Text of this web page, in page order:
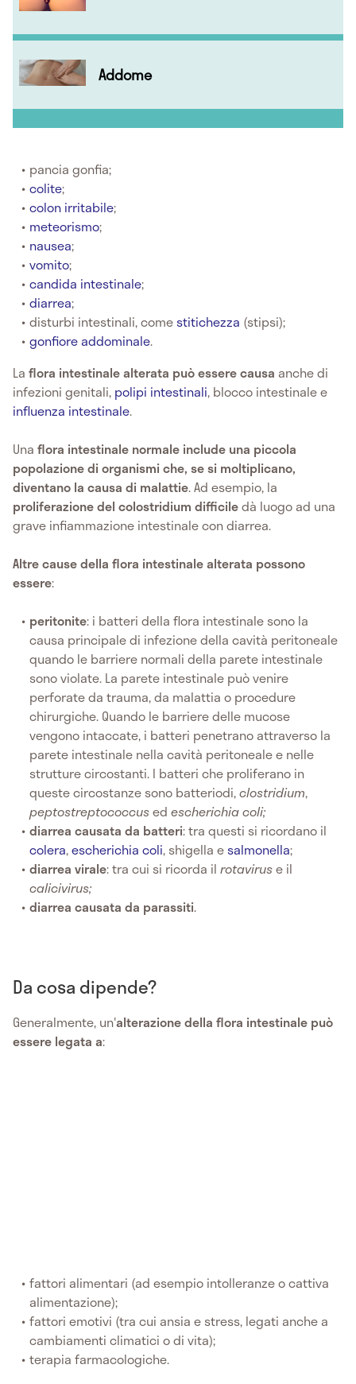
Addome
pancia gonfia;
colite;
colon irritabile;
meteorismo;
nausea;
vomito;
candida intestinale;
diarrea;
disturbi intestinali, comestitichezza (stipsi);
gonfiore addominale.
La flora intestinale alterata può essere causa anche di
infezioni genitali, polipi intestinali, blocco intestinale e
influenza intestinale.
Una flora intestinale normale include una piccola
popolazione di organismi che, se si moltiplicano,
diventano la causa di malattie. Ad esempio, la
proliferazione del colostridium difficiledà luogo ad una
grave infiammazione intestinale con diarrea.
Altre cause della flora intestinale alterata possono
essere:
peritonite: i batteri della flora intestinale sono la
causa principale di infezione della cavità peritoneale
quando le barriere normali della parete intestinale
sono violate. La parete intestinale può venire
perforate da trauma, da malattia o procedure
chirurgiche. Quando le barriere delle mucose
vengono intaccate, i batteri penetrano attraverso la
parete intestinale nella cavità peritoneale e nelle
strutture circostanti. I batteri che proliferano in
queste circostanze sono batteriodi,clostridium,
peptostreptococcusedescherichia coli;
diarrea causata da batteri: tra questi si ricordano il
colera,escherichia coli, shigella esalmonella;
diarrea virale:tra cui si ricorda ilrotaviruse il
calicivirus;
diarrea causata da parassiti.
Da cosa dipende?
Generalmente, un'alterazione della flora intestinale può
essere legata a:
fattori alimentari (ad esempio intolleranze o cattiva
alimentazione);
fattori emotivi (tra cui ansia e stress, legati anche a
cambiamenti climatici o di vita);
terapia farmacologiche.